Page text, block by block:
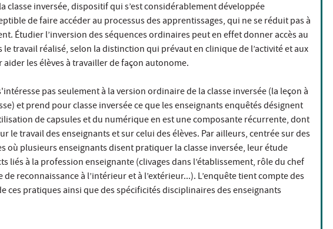
classe inversée, dispositif qui s’est considérablement développée
de faire accéder au processus des apprentissages, qui ne se réduit pas à
Étudier l’inversion des séquences ordinaires peut en effet donner accès au
le travail réalisé, selon la distinction qui prévaut en clinique de l’activité et aux
aider les élèves à travailler de façon autonome.
pas seulement à la version ordinaire de la classe inversée (la leçon à
et prend pour classe inversée ce que les enseignants enquêtés désignent
de capsules et du numérique en est une composante récurrente, dont
le travail des enseignants et sur celui des élèves. Par ailleurs, centrée sur des
où plusieurs enseignants disent pratiquer la classe inversée, leur étude
liés à la profession enseignante (clivages dans l’établissement, rôle du chef
reconnaissance à l’intérieur et à l’extérieur...). L’enquête tient compte des
ces pratiques ainsi que des spécificités disciplinaires des enseignants